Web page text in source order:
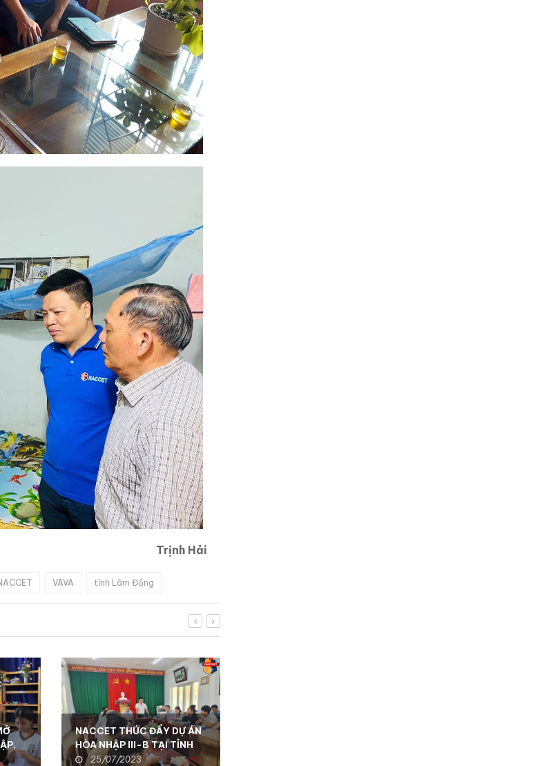
Trịnh Hải
VAVA tỉnh Lâm Đồng
NACCET THÚC ĐẨY DỰ ÁN
HÒA NHẬP III-B TẠI TỈNH
ĐỒNG NAI: Hỗ trợ sinh kế và
25/07/2023